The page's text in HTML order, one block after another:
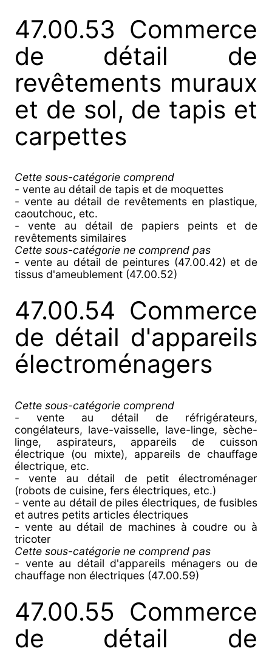
47.00.53 Commerce
de détail de
revêtements muraux
et de sol, de tapis et
carpettes
Cette sous-catégorie comprend
- vente au détail de tapis et de moquettes
- vente au détail de revêtements en plastique,
caoutchouc, etc.
- vente au détail de papiers peints et de
revêtements similaires
Cette sous-catégorie ne comprend pas
- vente au détail de peintures (47.00.42) et de
tissus d'ameublement (47.00.52)
47.00.54 Commerce
de détail d'appareils
électroménagers
Cette sous-catégorie comprend
- vente au détail de réfrigérateurs,
congélateurs, lave-vaisselle, lave-linge, sèche-
linge, aspirateurs, appareils de cuisson
électrique (ou mixte), appareils de chauffage
électrique, etc.
- vente au détail de petit électroménager
(robots de cuisine, fers électriques, etc.)
- vente au détail de piles électriques, de fusibles
et autres petits articles électriques
- vente au détail de machines à coudre ou à
tricoter
Cette sous-catégorie ne comprend pas
- vente au détail d'appareils ménagers ou de
chauffage non électriques (47.00.59)
47.00.55 Commerce
de détail de